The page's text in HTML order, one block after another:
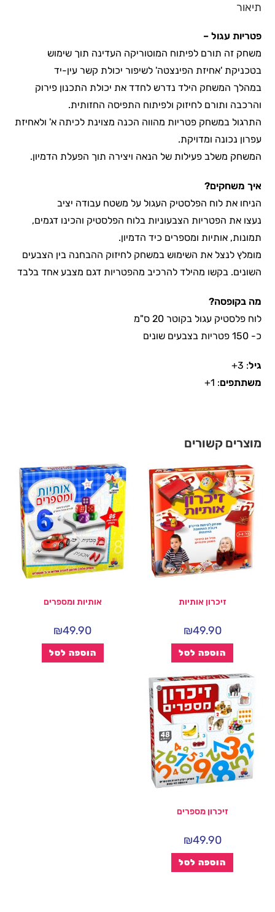
תיאור
פטריות עגול –
משחק זה תורם לפיתוח המוטוריקה העדינה תוך שימוש
בטכניקת 'אחיזת הפינצטה' לשיפור יכולת קשר עין-יד
במהלך המשחק הילד נדרש לחדד את יכולת התכנון פירוק
והרכבה ותורם לחיזוק ולפיתוח התפיסה החזותית.
התרגול במשחק פטריות מהווה הכנה מצוינת לכיתה א' ולאחיזת
עפרון נכונה ומדויקת.
המשחק משלב פעילות של הנאה ויצירה תוך הפעלת הדמיון.
איך משחקים?
הניחו את לוח הפלסטיק העגול על משטח עבודה יציב
נעצו את הפטריות הצבעוניות בלוח הפלסטיק והכינו דגמים,
תמונות, אותיות ומספרים כיד הדמיון.
מומלץ לנצל את השימוש במשחק לחיזוק ההבחנה בין הצבעים
השונים. בקשו מהילד להרכיב מהפטריות דגם מצבע אחד בלבד
מה בקופסה?
לוח פלסטיק עגול בקוטר 20 ס"מ
כ- 150 פטריות בצבעים שונים
גיל: 3+
משתתפים: 1+
מוצרים קשורים
זיכרון אותיות
₪49.90
הוספה לסל
אותיות ומספרים
₪49.90
הוספה לסל
זיכרון מספרים
₪49.90
הוספה לסל